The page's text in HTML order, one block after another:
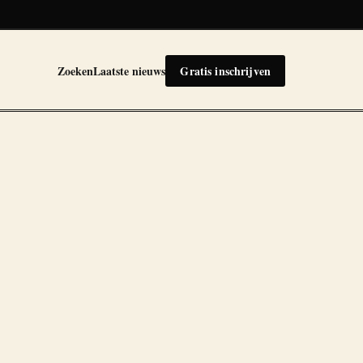
ZoekenLaatste nieuws Gratis inschrijven